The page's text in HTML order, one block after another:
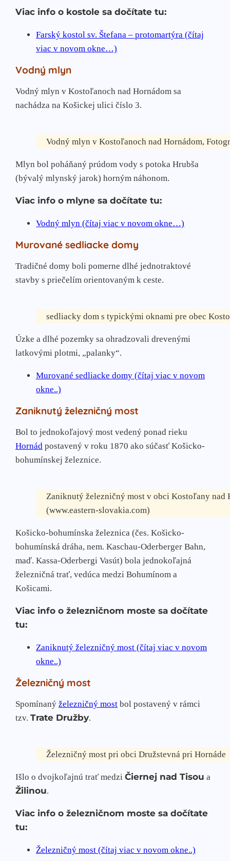
Viac info o kostole sa dočítate tu:
Farský kostol sv. Štefana – protomartýra (čítaj
viac v novom okne…)
Vodný mlyn
Vodný mlyn v Kostoľanoch nad Hornádom sa
nachádza na Košickej ulici číslo 3.
Vodný mlyn v Kostoľanoch nad Hornádom,
Mlyn bol poháňaný prúdom vody s potoka Hrubša
(bývalý mlynský jarok) horným náhonom.
Viac info o mlyne sa dočítate tu:
Vodný mlyn (čítaj viac v novom okne…)
Murované sedliacke domy
Tradičné domy boli pomerne dlhé jednotraktové
stavby s priečelím orientovaným k ceste.
sedliacky dom s typickými oknami pre obec
Úzke a dlhé pozemky sa ohradzovali drevenými
latkovými plotmi, „palanky“.
Murované sedliacke domy (čítaj viac v novom
okne..)
Zaniknutý železničný most
Bol to jednokoľajový most vedený ponad rieku
Hornád postavený v roku 1870 ako súčasť Košicko-
bohumínskej železnice.
Zaniknutý železničný most v obci Kostoľany
(www.eastern-slovakia.com)
Košicko-bohumínska železnica (čes. Košicko-
bohumínská dráha, nem. Kaschau-Oderberger Bahn,
maď. Kassa-Oderbergi Vasút) bola jednokoľajná
železničná trať, vedúca medzi Bohumínom a
Košicami.
Viac info o železničnom moste sa dočítate
tu:
Zaniknutý železničný most (čítaj viac v novom
okne..)
Železničný most
Spomínaný železničný most bol postavený v rámci
tzv. Trate Družby.
Železničný most pri obci Družstevná pri Hornáde
Išlo o dvojkoľajnú trať medzi Čiernej nad Tisou a
Žilinou.
Viac info o železničnom moste sa dočítate
tu:
Železničný most (čítaj viac v novom okne..)